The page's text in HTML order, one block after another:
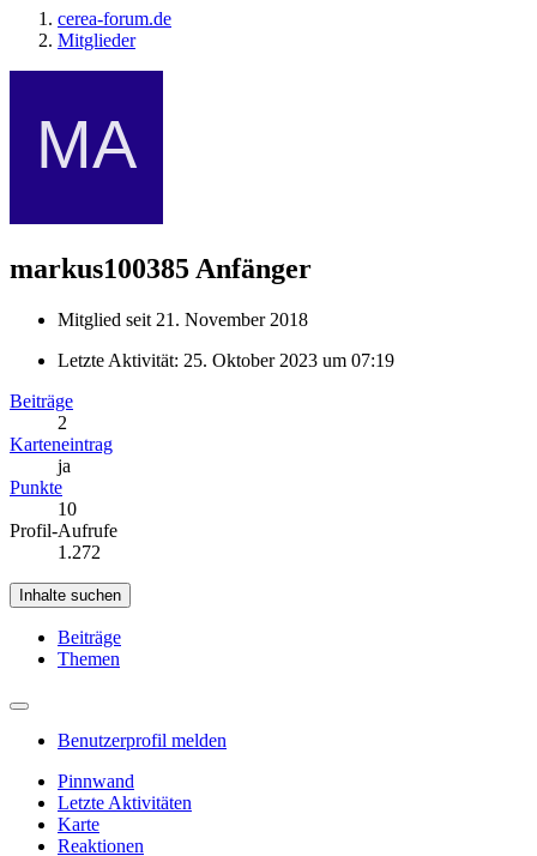
cerea-forum.de
Mitglieder
markus100385 Anfänger
Mitglied seit 21. November 2018
Letzte Aktivität: 25. Oktober 2023 um 07:19
Beiträge
2
Karteneintrag
ja
Punkte
10
Profil-Aufrufe
1.272
Inhalte suchen
Beiträge
Themen
Benutzerprofil melden
Pinnwand
Letzte Aktivitäten
Karte
Reaktionen